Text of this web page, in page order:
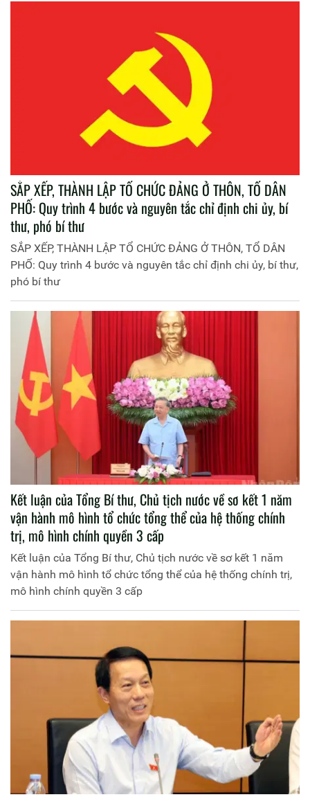
SẮP XẾP, THÀNH LẬP TỔ CHỨC ĐẢNG Ở THÔN, TỔ DÂN
PHỐ: Quy trình 4 bước và nguyên tắc chỉ định chi ủy, bí
thư, phó bí thư
SẮP XẾP, THÀNH LẬP TỔ CHỨC ĐẢNG Ở THÔN, TỔ DÂN
PHỐ: Quy trình 4 bước và nguyên tắc chỉ định chi ủy, bí thư,
phó bí thư
Kết luận của Tổng Bí thư, Chủ tịch nước về sơ kết 1 năm
vận hành mô hình tổ chức tổng thể của hệ thống chính
trị, mô hình chính quyền 3 cấp
Kết luận của Tổng Bí thư, Chủ tịch nước về sơ kết 1 năm
vận hành mô hình tổ chức tổng thể của hệ thống chính trị,
mô hình chính quyền 3 cấp